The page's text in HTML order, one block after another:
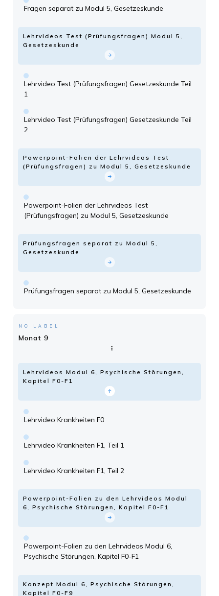
Fragen separat zu Modul 5, Gesetzeskunde
Lehrvideos Test (Prüfungsfragen) Modul 5,
Gesetzeskunde
Lehrvideo Test (Prüfungsfragen) Gesetzeskunde Teil
1
Lehrvideo Test (Prüfungsfragen) Gesetzeskunde Teil
2
Powerpoint-Folien der Lehrvideos Test
(Prüfungsfragen) zu Modul 5, Gesetzeskunde
Powerpoint-Folien der Lehrvideos Test
(Prüfungsfragen) zu Modul 5, Gesetzeskunde
Prüfungsfragen separat zu Modul 5,
Gesetzeskunde
Prüfungsfragen separat zu Modul 5, Gesetzeskunde
NO LABEL
Monat 9
Lehrvideos Modul 6, Psychische Störungen,
Kapitel F0-F1
Lehrvideo Krankheiten F0
Lehrvideo Krankheiten F1, Teil 1
Lehrvideo Krankheiten F1, Teil 2
Powerpoint-Folien zu den Lehrvideos Modul
6, Psychische Störungen, Kapitel F0-F1
Powerpoint-Folien zu den Lehrvideos Modul 6,
Psychische Störungen, Kapitel F0-F1
Konzept Modul 6, Psychische Störungen,
Kapitel F0-F9